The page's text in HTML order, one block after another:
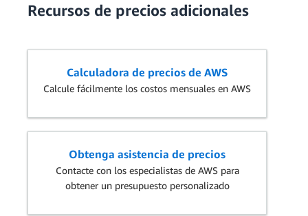
Recursos de precios adicionales
Calculadora de precios de AWS
Calcule fácilmente los costos mensuales en AWS
Obtenga asistencia de precios
Contacte con los especialistas de AWS para
obtener un presupuesto personalizado